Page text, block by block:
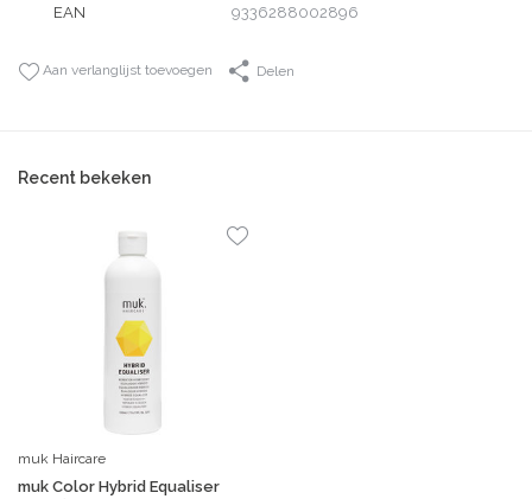
EAN 9336288002896
Aan verlanglijst toevoegen Delen
Recent bekeken
muk Haircare
muk Color Hybrid Equaliser